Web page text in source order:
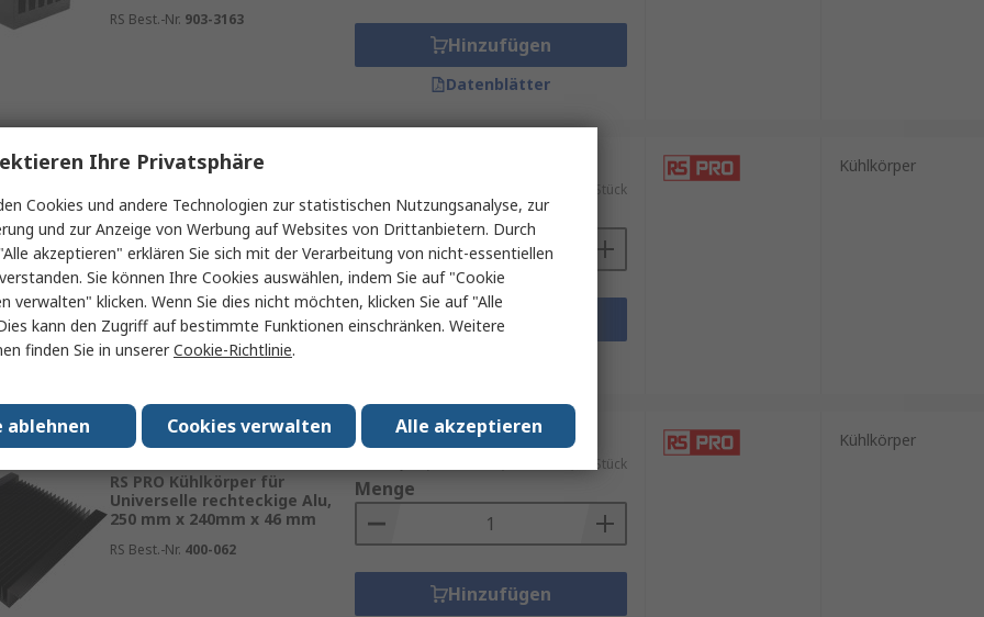
RS Best.-Nr. 903-3163
Hinzufügen
Datenblätter
Auf Lager
RS PRO Kühlkörper für
Universal Rechteckig Alu, 20
mm x 20mm x 19.1 mm
RS Best.-Nr.750-0908
€ 2,908/Stück
Menge
Hinzufügen
Kühlkörper
Auf Lager
RS PRO Kühlkörper für
Universelle rechteckige Alu,
250 mm x 240mm x 46 mm
RS Best.-Nr. 400-062
Zwischensumme (1 Stück)
€ 103,96/Stück
Menge
Hinzufügen
Kühlkörper
Ihre Privatsphäre
Cookies und andere Technologien zur statistischen Nutzungsanalyse, zur
und zur Anzeige von Werbung auf Websites von Drittanbietern. Durch
akzeptieren" erklären Sie sich mit der Verarbeitung von nicht-essentiellen
Sie können Ihre Cookies auswählen, indem Sie auf "Cookie
verwalten" klicken. Wenn Sie dies nicht möchten, klicken Sie auf "Alle
kann den Zugriff auf bestimmte Funktionen einschränken. Weitere
finden Sie in unsererCookie-Richtlinie.
Alle akzeptieren
Cookies verwalten
ablehnen